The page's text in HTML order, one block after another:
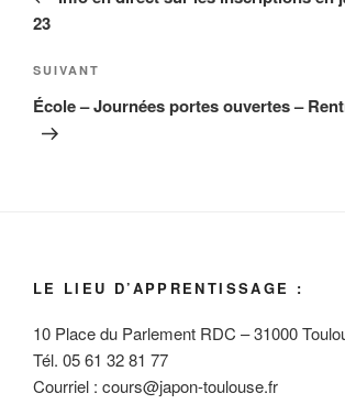
l’article
23
Article
suivant
SUIVANT
École – Journées portes ouvertes –
LE LIEU D’APPRENTISSAGE :
10 Place du Parlement RDC – 31000
Tél. 05 61 32 81 77
Courriel : cours@japon-toulouse.fr